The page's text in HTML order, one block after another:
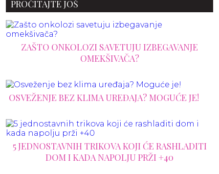
PROČITAJTE JOŠ
ZAŠTO ONKOLOZI SAVETUJU IZBEGAVANJE
OMEKŠIVAČA?
OSVEŽENJE BEZ KLIMA UREĐAJA? MOGUĆE JE!
5 JEDNOSTAVNIH TRIKOVA KOJI ĆE RASHLADITI
DOM I KADA NAPOLJU PRŽI +40